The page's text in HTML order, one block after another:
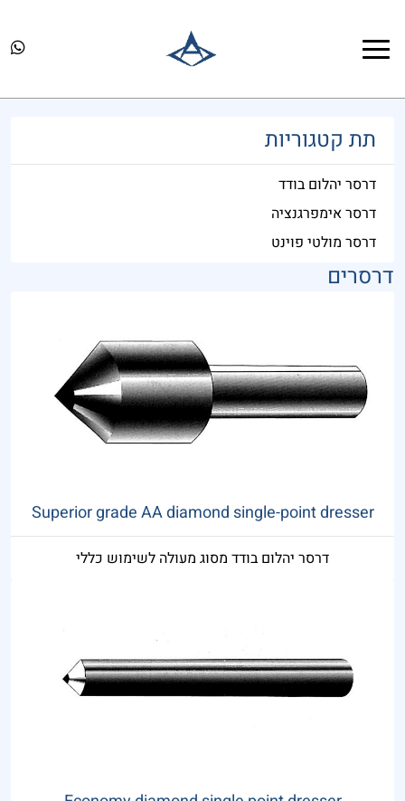
תת קטגוריות
דרסר יהלום בודד
דרסר אימפרגנציה
דרסר מולטי פוינט
דרסרים
Superior grade AA diamond single-point dresser
דרסר יהלום בודד מסוג מעולה לשימוש כללי